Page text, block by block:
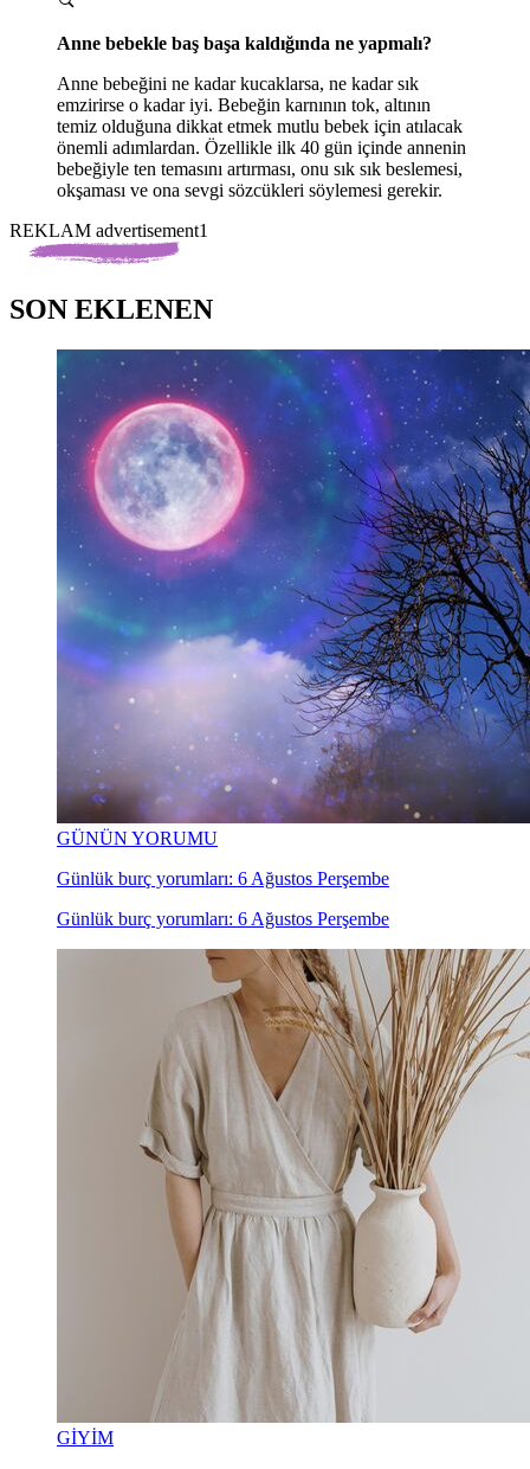
Anne bebekle baş başa kaldığında ne yapmalı?
Anne bebeğini ne kadar kucaklarsa, ne kadar sık
emzirirse o kadar iyi. Bebeğin karnının tok, altının
temiz olduğuna dikkat etmek mutlu bebek için atılacak
önemli adımlardan. Özellikle ilk 40 gün içinde annenin
bebeğiyle ten temasını artırması, onu sık sık beslemesi,
okşaması ve ona sevgi sözcükleri söylemesi gerekir.
REKLAM advertisement1
SON EKLENEN
GÜNÜN YORUMU
Günlük burç yorumları: 6 Ağustos Perşembe
Günlük burç yorumları: 6 Ağustos Perşembe
GİYİM